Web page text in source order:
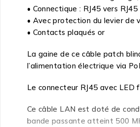
• Connectique : RJ45 vers RJ45
• Avec protection du levier de
• Contacts plaqués or
La gaine de ce câble patch
l’alimentation électrique via
Le connecteur RJ45 avec
Ce câble LAN est doté de
bande passante atteint 500